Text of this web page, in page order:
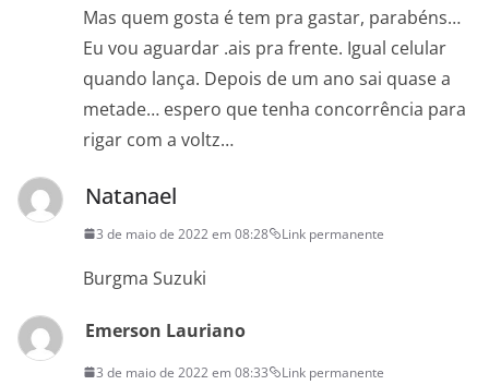
Mas quem gosta é tem pra gastar, parabéns…
Eu vou aguardar .ais pra frente. Igual celular
quando lança. Depois de um ano sai quase a
metade… espero que tenha concorrência para
rigar com a voltz…
Natanael
3 de maio de 2022 em 08:28 Link permanente
Burgma Suzuki
Emerson Lauriano
3 de maio de 2022 em 08:33 Link permanente